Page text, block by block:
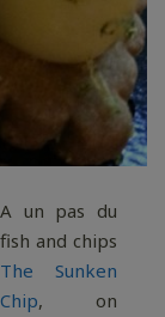
A un pas du
fish and chips
The Sunken
Chip, on